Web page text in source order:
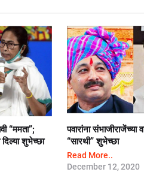
“ममता”;
दिल्या शुभेच्छा
पवारांना संभाजीराजेंच्या
“सारथी” शुभेच्छा
Read More..
December 12, 2020